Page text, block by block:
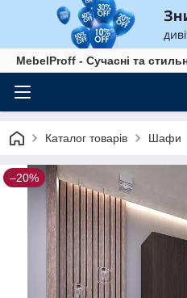
MebelProff - Сучасні та
Каталог товарів Шафи
–20%